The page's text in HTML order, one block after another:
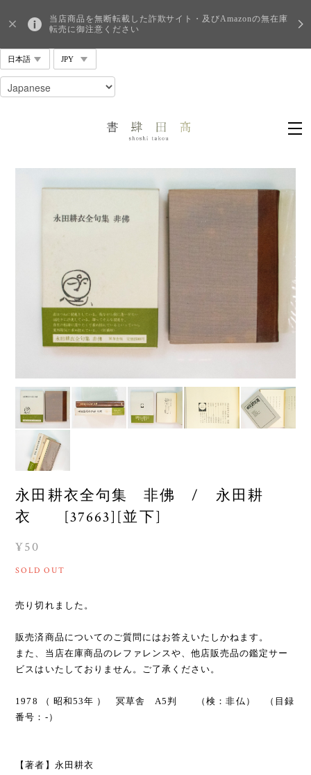
当店商品を無断転載した詐欺サイト・及びAmazonの無在庫
転売に御注意ください
永田耕衣全句集 非佛 / 永田耕
衣 [37663][並下]
¥50
SOLD OUT
売り切れました。
販売済商品についてのご質問にはお答えいたしかねます。
また、当店在庫商品のレファレンスや、他店販売品の鑑定サー
ビスはいたしておりません。ご了承ください。
1978 （ 昭和53年 ） 冥草舎 A5判 （検：非仏） （目録
番号：-）
【著者】永田耕衣